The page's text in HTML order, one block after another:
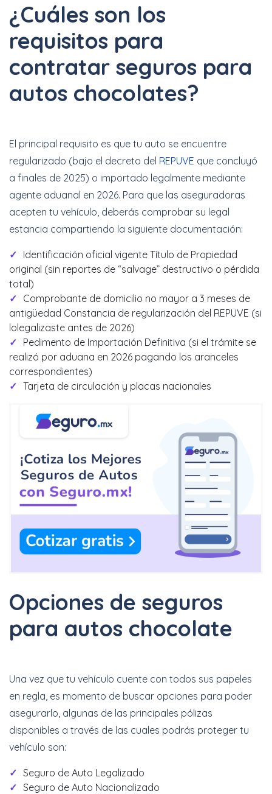
¿Cuáles son los
requisitos para
contratar seguros para
autos chocolates?
El principal requisito es que tu auto se encuentre
regularizado (bajo el decreto del REPUVE que concluyó
a finales de 2025) o importado legalmente mediante
agente aduanal en 2026. Para que las aseguradoras
acepten tu vehículo, deberás comprobar su legal
estancia compartiendo la siguiente documentación:
Identificación oficial vigente Título de Propiedad
original (sin reportes de “salvage” destructivo o pérdida
total)
Comprobante de domicilio no mayor a 3 meses de
antigüedad Constancia de regularización del REPUVE (si
lolegalizaste antes de 2026)
Pedimento de Importación Definitiva (si el trámite se
realizó por aduana en 2026 pagando los aranceles
correspondientes)
Tarjeta de circulación y placas nacionales
Opciones de seguros
para autos chocolate
Una vez que tu vehículo cuente con todos sus papeles
en regla, es momento de buscar opciones para poder
asegurarlo, algunas de las principales pólizas
disponibles a través de las cuales podrás proteger tu
vehículo son:
Seguro de Auto Legalizado
Seguro de Auto Nacionalizado